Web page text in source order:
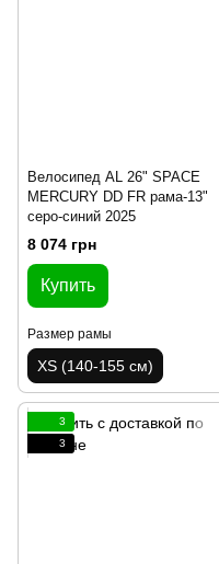
Велосипед AL 26" SPACE
MERCURY DD FR рама-13"
серо-синий 2025
8 074 грн
Купить
Размер рамы
XS (140-155 см)
3
3